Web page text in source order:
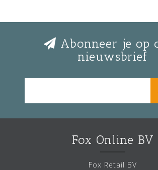
Abonneer je op
nieuwsbrief
Fox Online BV
Fox Retail BV